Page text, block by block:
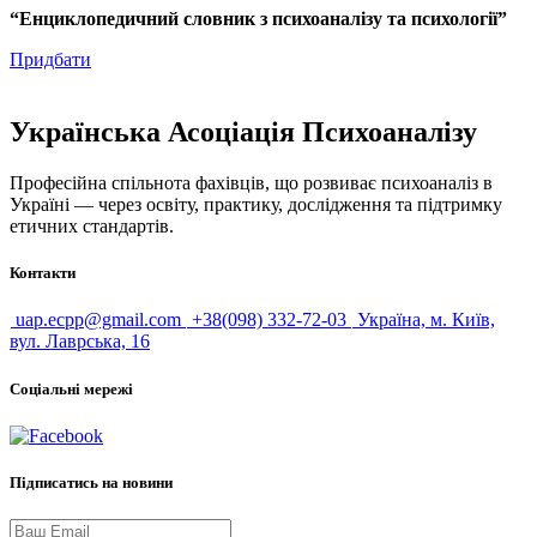
“Енциклопедичний словник з психоаналізу та психології”
Придбати
Українська Асоціація Психоаналізу
Професійна спільнота фахівців, що розвиває психоаналіз в
Україні — через освіту, практику, дослідження та підтримку
етичних стандартів.
Контакти
uap.ecpp@gmail.com +38(098) 332-72-03 Україна, м. Київ,
вул. Лаврська, 16
Соціальні мережі
Підписатись на новини